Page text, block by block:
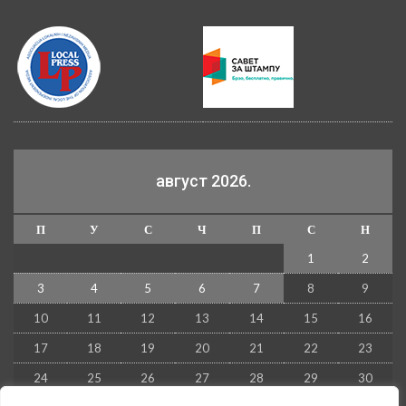
август 2026.
П У С Ч П С
Н
1
2
3 4 5 6 7 8 9
10 11 12 13 14 15 16
17 18 19 20 21 22 23
24 25 26 27 28 29 30